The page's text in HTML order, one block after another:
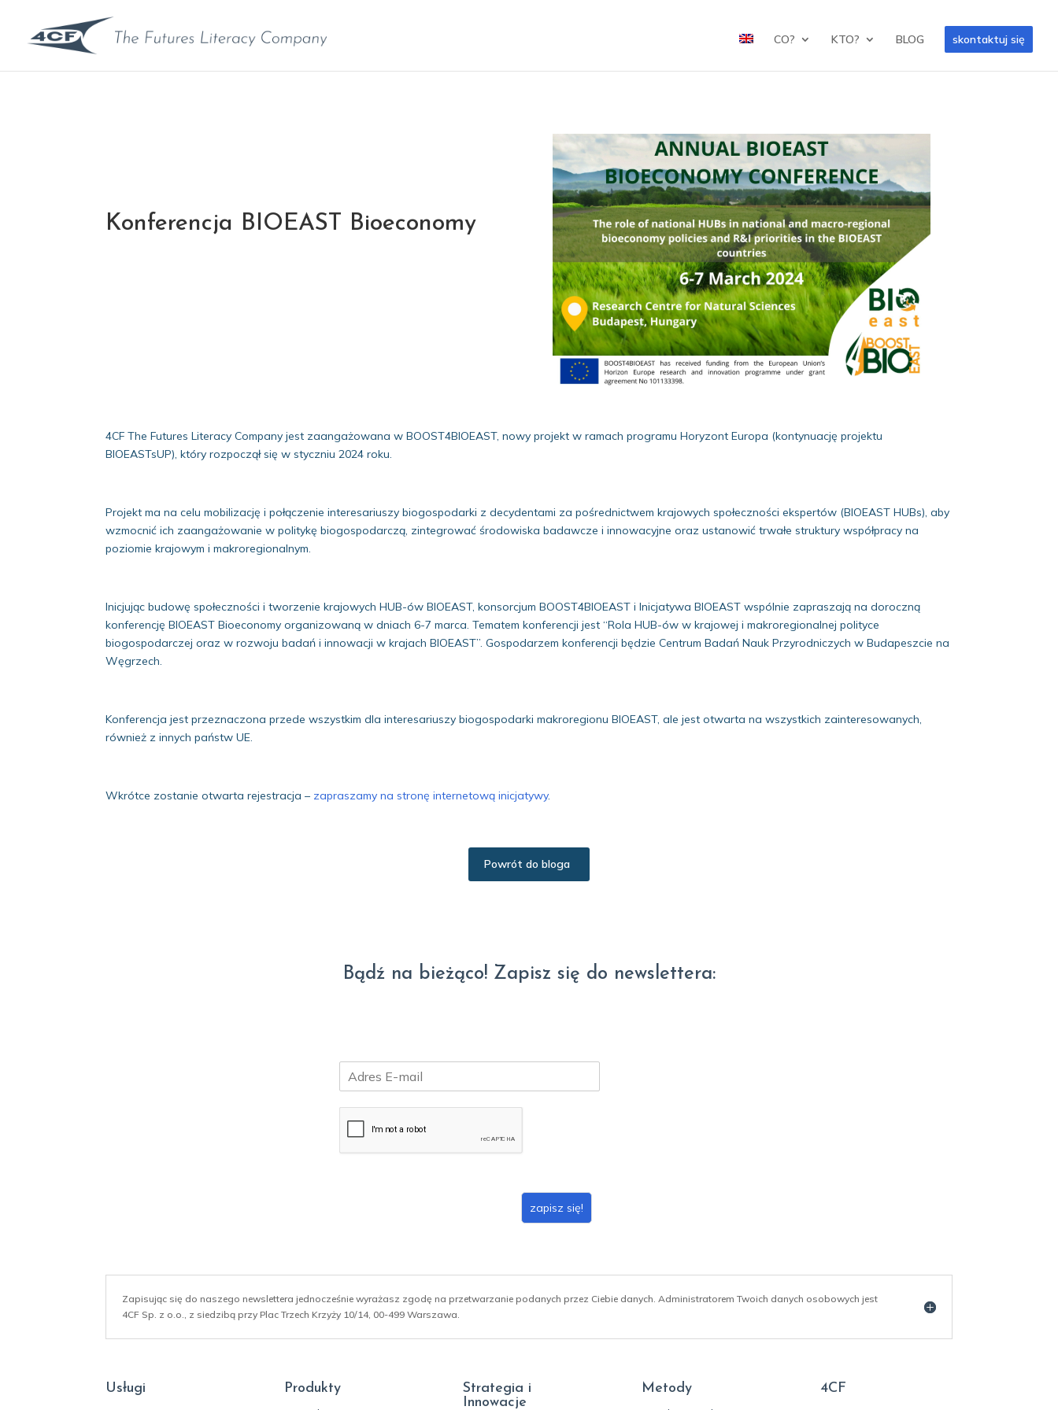
CO? KTO? BLOG skontaktuj się
Konferencja BIOEAST Bioeconomy
4CF The Futures Literacy Company jest zaangażowana w BOOST4BIOEAST, nowy projekt w ramach programu Horyzont Europa (kontynuację projektu
BIOEASTsUP), który rozpoczął się w styczniu 2024 roku.
Projekt ma na celu mobilizację i połączenie interesariuszy biogospodarki z decydentami za pośrednictwem krajowych społeczności ekspertów (BIOEAST HUBs), aby
wzmocnić ich zaangażowanie w politykę biogospodarczą, zintegrować środowiska badawcze i innowacyjne oraz ustanowić trwałe struktury współpracy na
poziomie krajowym i makroregionalnym.
Inicjując budowę społeczności i tworzenie krajowych HUB-ów BIOEAST, konsorcjum BOOST4BIOEAST i Inicjatywa BIOEAST wspólnie zapraszają na doroczną
konferencję BIOEAST Bioeconomy organizowaną w dniach 6-7 marca. Tematem konferencji jest “Rola HUB-ów w krajowej i makroregionalnej polityce
biogospodarczej oraz w rozwoju badań i innowacji w krajach BIOEAST”. Gospodarzem konferencji będzie Centrum Badań Nauk Przyrodniczych w Budapeszcie na
Węgrzech.
Konferencja jest przeznaczona przede wszystkim dla interesariuszy biogospodarki makroregionu BIOEAST, ale jest otwarta na wszystkich zainteresowanych,
również z innych państw UE.
Wkrótce zostanie otwarta rejestracja – zapraszamy na stronę internetową inicjatywy.
Powrót do bloga
Bądź na bieżąco! Zapisz się do newslettera:
m
zapisz się!
Zapisując się do naszego newslettera jednocześnie wyrażasz zgodę na przetwarzanie podanych przez Ciebie danych. Administratorem Twoich danych osobowych jest
4CF Sp. z o.o., z siedzibą przy Plac Trzech Krzyży 10/14, 00-499 Warszawa.
Usługi Produkty
Strategia i
Innowacje
Metody 4CF